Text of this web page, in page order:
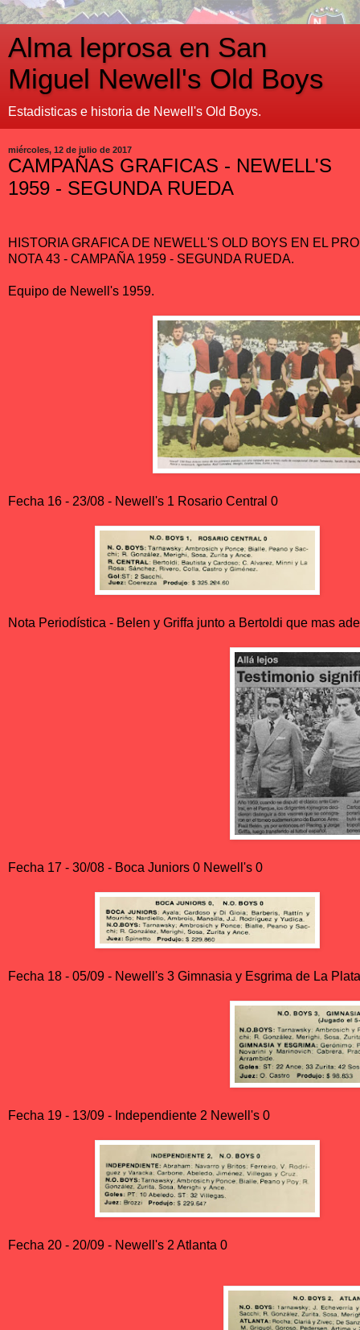
Alma leprosa en San
Miguel Newell's Old Boys
Estadisticas e historia de Newell's Old Boys.
miércoles, 12 de julio de 2017
CAMPAÑAS GRAFICAS - NEWELL'S
1959 - SEGUNDA RUEDA
HISTORIA GRAFICA DE NEWELL'S OLD BOYS EN EL
NOTA 43 - CAMPAÑA 1959 - SEGUNDA RUEDA.
Equipo de Newell's 1959.
Fecha 16 - 23/08 - Newell's 1 Rosario Central 0
Nota Periodística - Belen y Griffa junto a Bertoldi que mas
Fecha 17 - 30/08 - Boca Juniors 0 Newell's 0
Fecha 18 - 05/09 - Newell's 3 Gimnasia y Esgrima de La
Fecha 19 - 13/09 - Independiente 2 Newell's 0
Fecha 20 - 20/09 - Newell's 2 Atlanta 0